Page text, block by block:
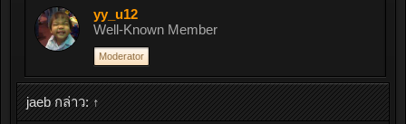
yy_u12
Well-Known Member
Moderator
jaeb กล่าว: ↑